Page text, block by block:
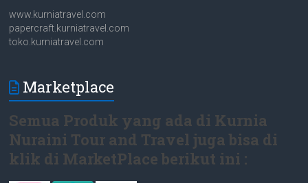
www.kurniatravel.com
papercraft.kurniatravel.com
toko.kurniatravel.com
Marketplace
Semua Produk yang ada di Kurnia
Nuraini Tour and Travel juga bisa di
klik di MarketPlace berikut ini :